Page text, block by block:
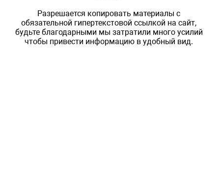
Разрешается копировать материалы с
обязательной гипертекстовой ссылкой на сайт,
будьте благодарными мы затратили много усилий
чтобы привести информацию в удобный вид.